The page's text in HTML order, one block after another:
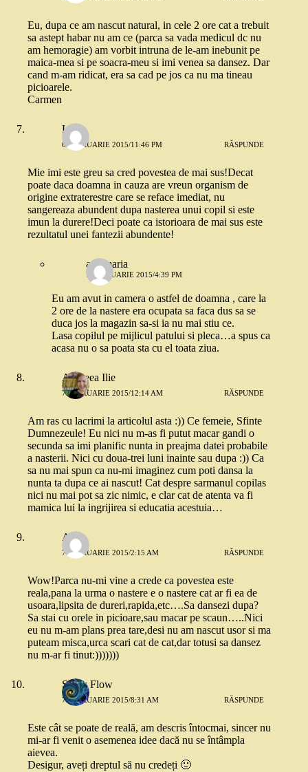
Eu, dupa ce am nascut natural, in cele 2 ore cat a trebuit
sa astept habar nu am ce (parca sa vada medicul dc nu
am hemoragie) am vorbit intruna de le-am inebunit pe
maica-mea si pe soacra-meu si imi venea sa dansez. Dar
cand m-am ridicat, era sa cad pe jos ca nu ma tineau
picioarele.
Carmen
Lela
6 FEBRUARIE 2015/11:46 PM RĂSPUNDE
Mie imi este greu sa cred povestea de mai sus!Decat
poate daca doamna in cauza are vreun organism de
origine extraterestre care se reface imediat, nu
sangereaza abundent dupa nasterea unui copil si este
imun la durere!Deci poate ca istorioara de mai sus este
rezultatul unei fantezii abundente!
ana maria
7 FEBRUARIE 2015/4:39 PM
Eu am avut in camera o astfel de doamna , care la
2 ore de la nastere era ocupata sa faca dus sa se
duca jos la magazin sa-si ia nu mai stiu ce.
Lasa copilul pe mijlicul patului si pleca…a spus ca
acasa nu o sa poata sta cu el toata ziua.
Andreea Ilie
7 FEBRUARIE 2015/12:14 AM RĂSPUNDE
Am ras cu lacrimi la articolul asta :)) Ce femeie, Sfinte
Dumnezeule! Eu nici nu m-as fi putut macar gandi o
secunda sa imi planific nunta in preajma datei probabile
a nasterii. Nici cu doua-trei luni inainte sau dupa :)) Ca
sa nu mai spun ca nu-mi imaginez cum poti dansa la
nunta ta dupa ce ai nascut! Cat despre sarmanul copilas
nici nu mai pot sa zic nimic, e clar cat de atenta va fi
mamica lui la ingrijirea si educatia acestuia…
Alex
7 FEBRUARIE 2015/2:15 AM RĂSPUNDE
Wow!Parca nu-mi vine a crede ca povestea este
reala,pana la urma o nastere e o nastere cat ar fi ea de
usoara,lipsita de dureri,rapida,etc….Sa dansezi dupa?
Sa stai cu orele in picioare,sau macar pe scaun…..Nici
eu nu m-am plans prea tare,desi nu am nascut usor si ma
puteam misca,urca scari cat de cat,dar totusi sa dansez
nu m-ar fi tinut:)))))))
Snow Flow
7 FEBRUARIE 2015/8:31 AM RĂSPUNDE
Este cât se poate de reală, am descris întocmai, sincer nu
mi-ar fi venit o asemenea idee dacă nu se întâmpla
aievea.
Desigur, aveți dreptul să nu credeți 🙂